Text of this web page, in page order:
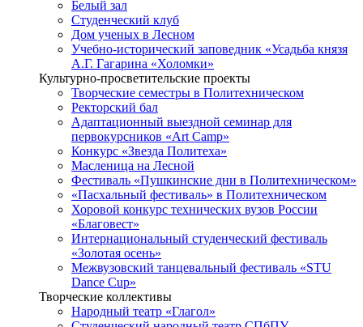
Белый зал
Студенческий клуб
Дом ученых в Лесном
Учебно-исторический заповедник «Усадьба князя
А.Г. Гагарина «Холомки»
Культурно-просветительские проекты
Творческие семестры в Политехническом
Ректорский бал
Адаптационный выездной семинар для
первокурсников «Art Camp»
Конкурс «Звезда Политеха»
Масленица на Лесной
Фестиваль «Пушкинские дни в Политехническом»
«Пасхальный фестиваль» в Политехническом
Хоровой конкурс технических вузов России
«Благовест»
Интернациональный студенческий фестиваль
«Золотая осень»
Межвузовский танцевальный фестиваль «STU
Dance Cup»
Творческие коллективы
Народный театр «Глагол»